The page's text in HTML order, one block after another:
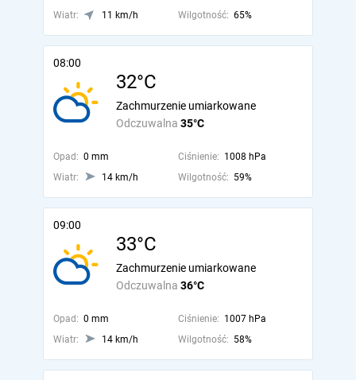
Wiatr: 11 km/h Wilgotność: 65%
08:00
32°C
Odczuwalna 35°C
Zachmurzenie umiarkowane
Opad: 0 mm Ciśnienie: 1008 hPa
Wiatr:
14 km/h Wilgotność: 59%
09:00
33°C
Odczuwalna 36°C
Zachmurzenie umiarkowane
Opad: 0 mm Ciśnienie: 1007 hPa
Wiatr:
14 km/h Wilgotność: 58%